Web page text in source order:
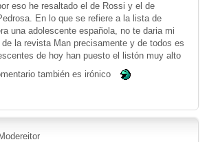
eso he resaltado el de Rossi y el de
En lo que se refiere a la lista de
una adolescente española, no te daria mi
la revista Man precisamente y de todos es
de hoy han puesto el listón muy alto
también es irónico